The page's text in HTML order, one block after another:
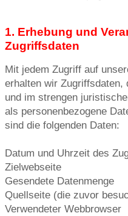
1. Erhebung und
Zugriffsdaten
Mit jedem Zugriff auf
erhalten wir Zugriffsdaten,
und im strengen
als personenbezogene
sind die folgenden Daten:
Datum und Uhrzeit des
Zielwebseite
Gesendete Datenmenge
Quellseite (die zuvor
Verwendeter Webbrowser